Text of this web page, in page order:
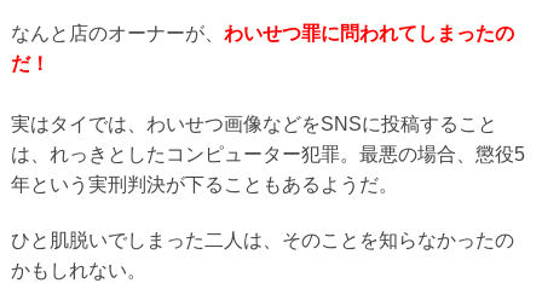
なんと店のオーナーが、 わいせつ罪に問われてしまったの
だ！
実はタイでは、わいせつ画像などをSNSに投稿すること
は、れっきとしたコンピューター犯罪。最悪の場合、懲役5
年という実刑判決が下ることもあるようだ。
ひと肌脱いでしまった二人は、そのことを知らなかったの
かもしれない。